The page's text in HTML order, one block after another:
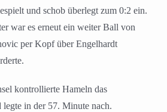
und schob überlegt zum 0:2 ein.
war es erneut ein weiter Ball von
per Kopf über Engelhardt
kontrollierte Hameln das
legte in der 57. Minute nach.